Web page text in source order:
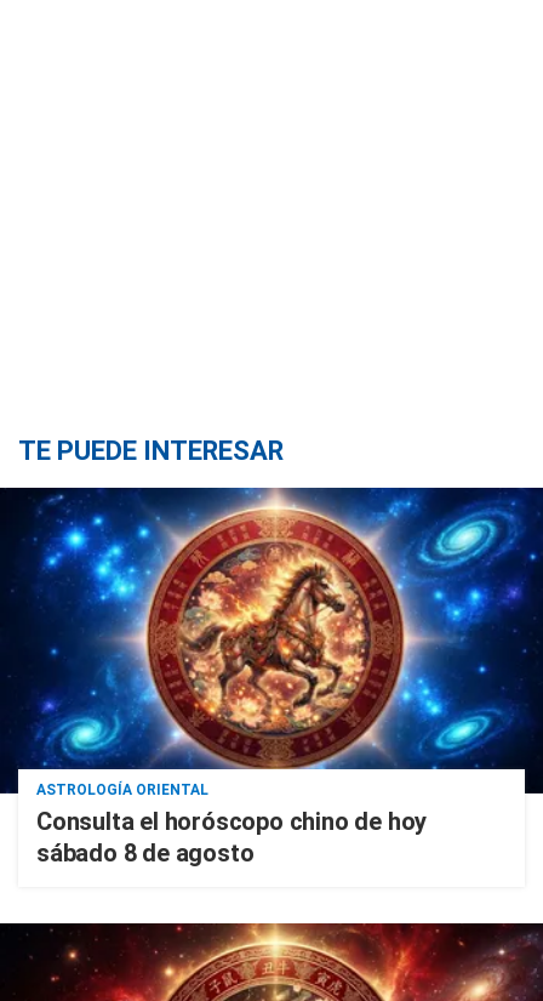
TE PUEDE INTERESAR
ASTROLOGÍA ORIENTAL
Consulta el horóscopo chino de hoy
sábado 8 de agosto